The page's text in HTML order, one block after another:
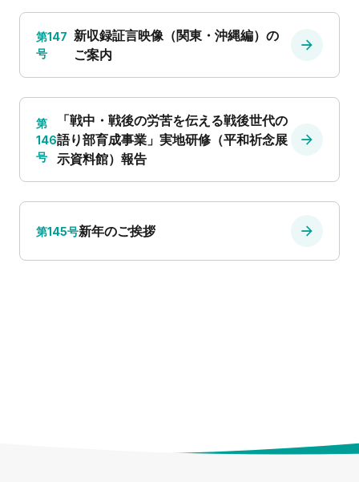
第147
号
新収録証言映像（関東・沖縄編）の
ご案内
第
146
号
「戦中・戦後の労苦を伝える戦後世代の
語り部育成事業」実地研修（平和祈念展
示資料館）報告
第145号新年のご挨拶